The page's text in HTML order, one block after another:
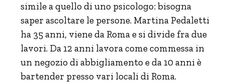
simile a quello di uno psicologo: bisogna
saper ascoltare le persone. Martina Pedaletti
ha 35 anni, viene da Roma e si divide fra due
lavori. Da 12 anni lavora come commessa in
un negozio di abbigliamento e da 10 anni è
bartender presso vari locali di Roma.